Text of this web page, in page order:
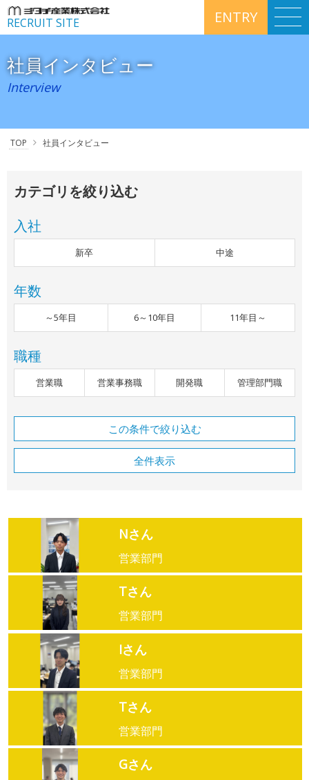
RECRUIT SITE ENTRY
社員インタビュー
Interview
TOP 社員インタビュー
カテゴリを絞り込む
入社
新卒 中途
年数
～5年目 6～10年目 11年目～
職種
営業職 営業事務職 開発職 管理部門職
この条件で絞り込む
全件表示
Nさん
営業部門
Tさん
営業部門
Iさん
営業部門
Tさん
営業部門
Gさん